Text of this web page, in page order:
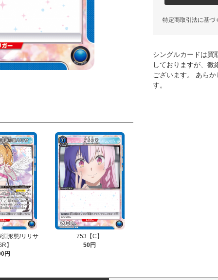
淵形態/リリサ
】
円
753【C】
50円
特定商取引法に基づ
シングルカードは買
しておりますが、微
ございます。 あら
す。